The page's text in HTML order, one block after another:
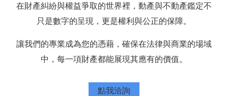
在財產糾紛與權益爭取的世界裡，動產與不動產鑑定不
只是數字的呈現，更是權利與公正的保障。
讓我們的專業成為您的憑藉，確保在法律與商業的場域
中，每一項財產都能展現其應有的價值。
點我洽詢